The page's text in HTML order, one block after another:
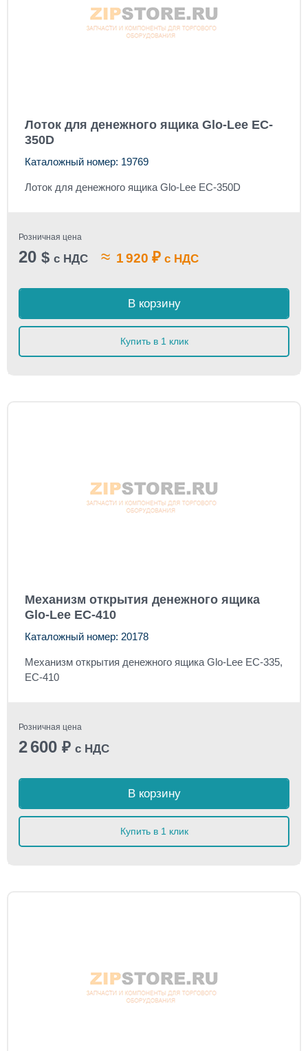
Лоток для денежного ящика Glo-Lee EC-
350D
Каталожный номер: 19769
Лоток для денежного ящика Glo-Lee EC-350D
Розничная цена
20 $ с НДС ≈ 1 920 ₽ с НДС
В корзину
Купить в 1 клик
Механизм открытия денежного ящика
Glo-Lee EC-410
Каталожный номер: 20178
Механизм открытия денежного ящика Glo-Lee EC-335,
EC-410
Розничная цена
2 600 ₽ с НДС
В корзину
Купить в 1 клик